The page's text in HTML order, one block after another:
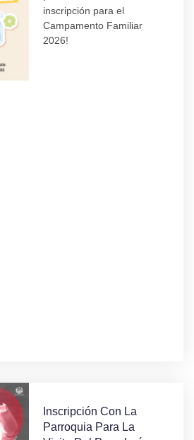
inscripción para el
Campamento Familiar
2026!
Inscripción Con La
Parroquia Para La